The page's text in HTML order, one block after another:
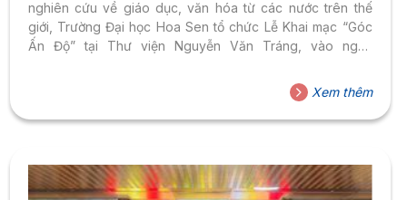
nghiên cứu về giáo dục, văn hóa từ các nước trên thế
giới, Trường Đại học Hoa Sen tổ chức Lễ Khai mạc “Góc
Ấn Độ” tại Thư viện Nguyễn Văn Tráng, vào ngày
– Lãnh Sự Ấn Độ tại TP.HCM; Ông Manoj Mehta – Người
sáng lập và Tổng biên tập của Heavenly India Magazine;
Ông Kevin Beisser – Quản lý giáo dục quốc tế...
Xem thêm